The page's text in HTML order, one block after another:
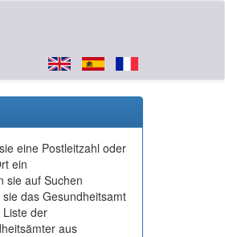
eine Postleitzahl oder
ein
sie auf Suchen
das Gesundheitsamt
der
aus